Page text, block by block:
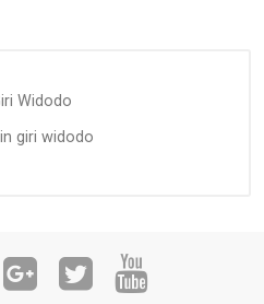
Widodo
giri widodo